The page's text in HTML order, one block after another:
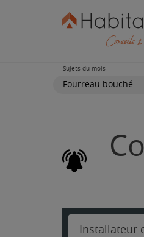
Sujets du mois
Fourreau bouché
Installateur